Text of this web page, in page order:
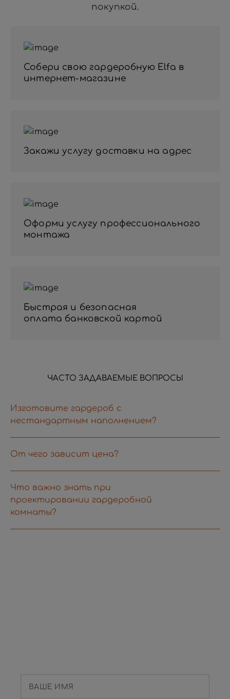
покупкой.
Собери свою гардеробную Elfa в
интернет-магазине
Закажи услугу доставки на адрес
Оформи услугу профессионального
монтажа
Быстрая и безопасная
оплата банковской картой
ЧАСТО ЗАДАВАЕМЫЕ ВОПРОСЫ
Изготовите гардероб с
нестандартным наполнением?
От чего зависит цена?
Что важно знать при
проектировании гардеробной
комнаты?